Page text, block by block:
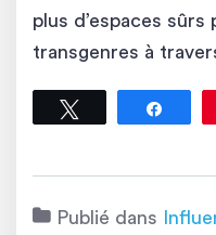
plus d’espaces sûrs
transgenres à
Publié dans